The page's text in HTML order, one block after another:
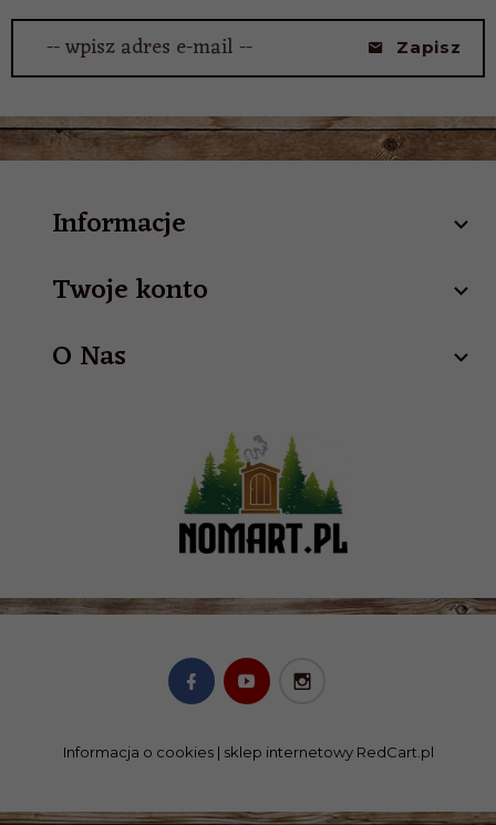
-- wpisz adres e-mail -- Zapisz
Informacje
Twoje konto
O Nas
Informacja o cookies| sklep internetowyRedCart.pl